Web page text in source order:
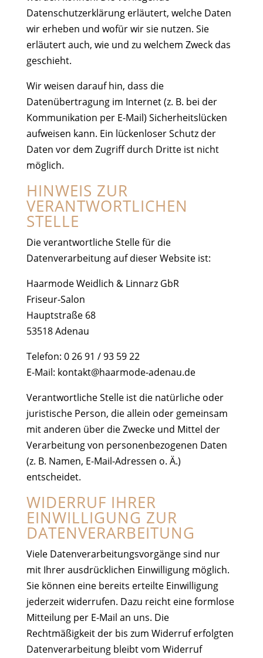
Datenschutzerklärung erläutert, welche Daten
wir erheben und wofür wir sie nutzen. Sie
erläutert auch, wie und zu welchem Zweck das
geschieht.
Wir weisen darauf hin, dass die
Datenübertragung im Internet (z. B. bei der
Kommunikation per E-Mail) Sicherheitslücken
aufweisen kann. Ein lückenloser Schutz der
Daten vor dem Zugriff durch Dritte ist nicht
möglich.
HINWEIS ZUR
VERANTWORTLICHEN
STELLE
Die verantwortliche Stelle für die
Datenverarbeitung auf dieser Website ist:
Haarmode Weidlich & Linnarz GbR
Friseur-Salon
Hauptstraße 68
53518 Adenau
Telefon: 0 26 91 / 93 59 22
E-Mail: kontakt@haarmode-adenau.de
Verantwortliche Stelle ist die natürliche oder
juristische Person, die allein oder gemeinsam
mit anderen über die Zwecke und Mittel der
Verarbeitung von personenbezogenen Daten
(z. B. Namen, E-Mail-Adressen o. Ä.)
entscheidet.
WIDERRUF IHRER
EINWILLIGUNG ZUR
DATENVERARBEITUNG
Viele Datenverarbeitungsvorgänge sind nur
mit Ihrer ausdrücklichen Einwilligung möglich.
Sie können eine bereits erteilte Einwilligung
jederzeit widerrufen. Dazu reicht eine formlose
Mitteilung per E-Mail an uns. Die
Rechtmäßigkeit der bis zum Widerruf erfolgten
Datenverarbeitung bleibt vom Widerruf